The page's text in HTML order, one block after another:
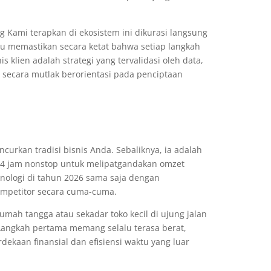
Kami terapkan di ekosistem ini dikurasi langsung
memastikan secara ketat bahwa setiap langkah
klien adalah strategi yang tervalidasi oleh data,
mutlak berorientasi pada penciptaan
tradisi bisnis Anda. Sebaliknya, ia adalah
jam nonstop untuk melipatgandakan omzet
di tahun 2026 sama saja dengan
secara cuma-cuma.
tangga atau sekadar toko kecil di ujung jalan
pertama memang selalu terasa berat,
finansial dan efisiensi waktu yang luar